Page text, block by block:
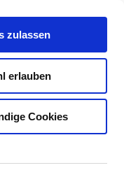
zulassen
erlauben
Cookies
SUCHEN
0 Artikel
Koffer,